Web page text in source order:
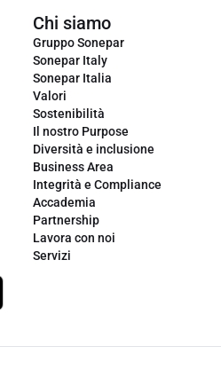
Chi siamo
Gruppo Sonepar
Sonepar Italy
Sonepar Italia
Valori
Sostenibilità
Il nostro Purpose
Diversità e inclusione
Business Area
Integrità e Compliance
Accademia
Partnership
Lavora con noi
Servizi